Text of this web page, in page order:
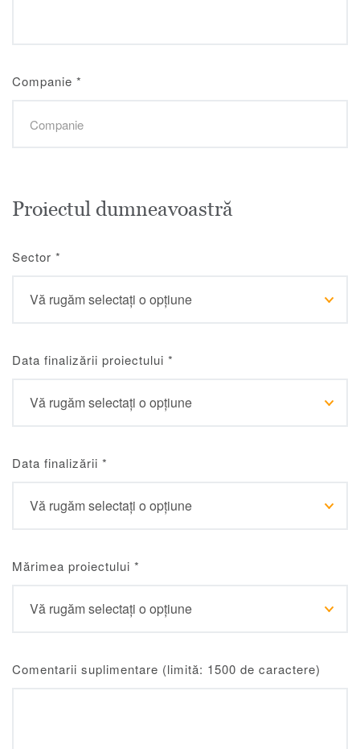
Companie *
Proiectul dumneavoastră
Sector *
Data finalizării proiectului *
Data finalizării *
Mărimea proiectului *
Comentarii suplimentare (limită: 1500 de caractere)